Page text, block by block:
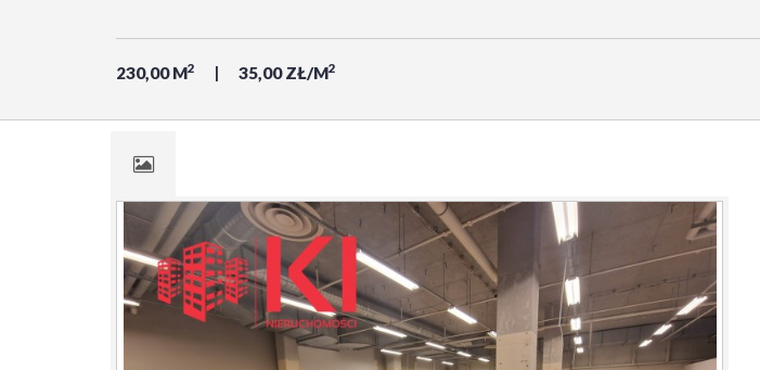
230,00 M2 35,00 ZŁ/M2